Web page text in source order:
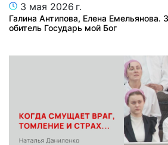
3 мая 2026 г.
Галина Антипова, Елена Емельянова.
обитель Государь мой Бог